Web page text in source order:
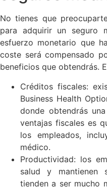
No tienes que
para adquirir un seguro
esfuerzo monetario que
coste será compensado
beneficios que obtendrás.
Créditos fiscales:
Business Health
donde obtendrás
ventajas fiscales es
los empleados,
médico.
Productividad: los
salud y mantienen
tienden a ser mucho